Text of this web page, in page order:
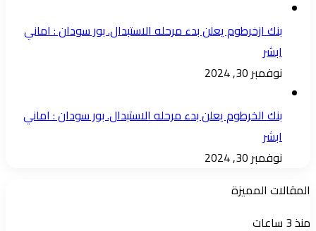
بنك ازخرطوم يعلن بدء مرحله الاستبدال. بور سودان : اماني
ابشر
نوفمبر 30, 2024
بنك الخرطوم يعلن بدء مرحله الاستبدال. بور سودان : اماني
ابشر
نوفمبر 30, 2024
المقالات المميزة
مدير
منذ 3 ساعات